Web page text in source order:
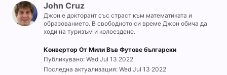
John Cruz
Джон е докторант със страст към математиката и
образованието. В свободното си време Джон обича да
ходи на туризъм и колоездене.
Конвертор От Мили Във Футове български
Публикувано: Wed Jul 13 2022
Последна актуализация: Wed Jul 13 2022